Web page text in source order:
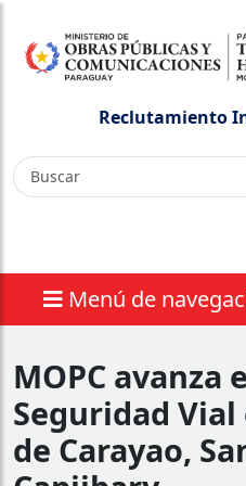
Reclutamiento
Menú de
MOPC avanza
Seguridad
de Carayao,